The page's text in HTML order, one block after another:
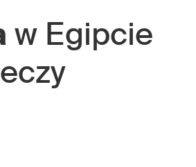
w Egipcie